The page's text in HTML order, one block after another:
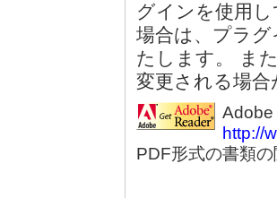
グインを使用
場合は、プラ
たします。 ま
変更される場
Adobe
http://
PDF形式の書類